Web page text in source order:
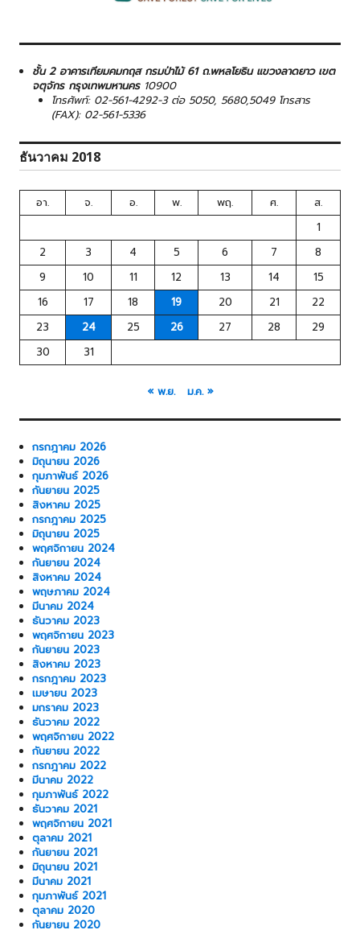
ชั้น 2 อาคารเทียมคมกฤส กรมป่าไม้ 61 ถ.พหลโยธิน แขวงลาดยาว เขต
จตุจักร กรุงเทพมหานคร 10900
โทรศัพท์: 02-561-4292-3 ต่อ 5050, 5680,5049 โทรสาร
(FAX): 02-561-5336
ธันวาคม 2018
อา. จ. อ. พ. พฤ. ศ.
ส.
1
2
3 4 5 6 7
8
9
10 11 12 13 14
15
16
17 18 19 20 21
22
23
24 25 26 27 28
29
30
31
« พ.ย. ม.ค. »
กรกฎาคม 2026
มิถุนายน 2026
กุมภาพันธ์ 2026
กันยายน 2025
สิงหาคม 2025
กรกฎาคม 2025
มิถุนายน 2025
พฤศจิกายน 2024
กันยายน 2024
สิงหาคม 2024
พฤษภาคม 2024
มีนาคม 2024
ธันวาคม 2023
พฤศจิกายน 2023
กันยายน 2023
สิงหาคม 2023
กรกฎาคม 2023
เมษายน 2023
มกราคม 2023
ธันวาคม 2022
พฤศจิกายน 2022
กันยายน 2022
กรกฎาคม 2022
มีนาคม 2022
กุมภาพันธ์ 2022
ธันวาคม 2021
พฤศจิกายน 2021
ตุลาคม 2021
กันยายน 2021
มิถุนายน 2021
มีนาคม 2021
กุมภาพันธ์ 2021
ตุลาคม 2020
กันยายน 2020